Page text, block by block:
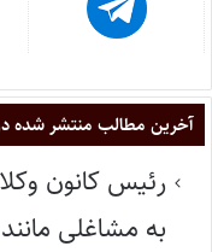
آخرین مطالب منتشر شده در
رئیس کانون
به مشاغلی